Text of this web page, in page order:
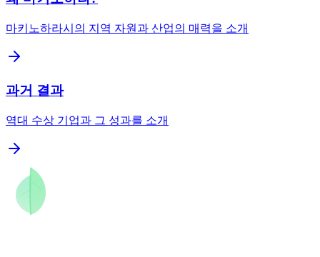
마키노하라시의 지역 자원과 산업의 매력을 소개
과거 결과
역대 수상 기업과 그 성과를 소개